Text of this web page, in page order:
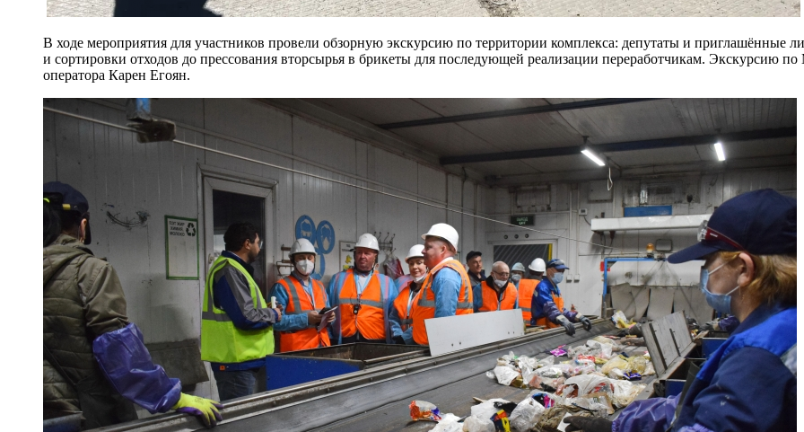
В ходе мероприятия для участников провели обзорную экскурсию по территории комплекса: депутаты и приглашённые
и сортировки отходов до прессования вторсырья в брикеты для последующей реализации переработчикам. Экскурсию
оператора Карен Егоян.